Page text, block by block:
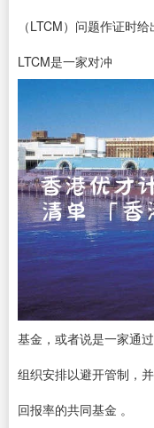
（LTCM）问题作证时
LTCM是一家对冲
基金，或者说是一家通
组织安排以避开管制，
回报率的共同基金 。